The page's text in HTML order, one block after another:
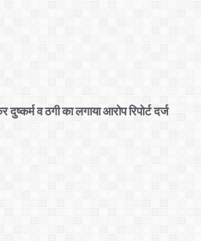
व ठगी का लगाया आरोप रिपोर्ट दर्ज